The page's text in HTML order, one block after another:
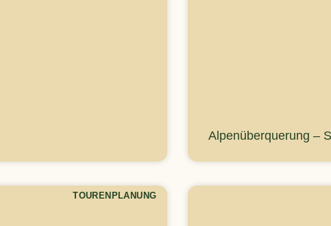
Alpenüberquerung –
TOURENPLANUNG